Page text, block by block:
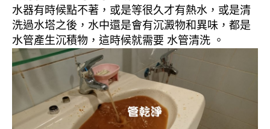
水器有時候點不著，或是等很久才有熱水，或是清
洗過水塔之後，水中還是會有沉澱物和異味，都是
水管產生沉積物，這時候就需要 水管清洗 。